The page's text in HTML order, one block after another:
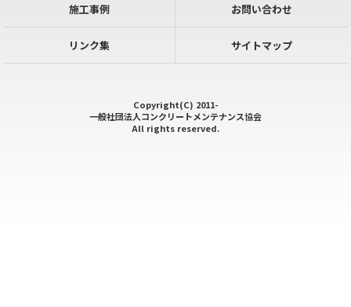
施工事例 お問い合わせ
リンク集 サイトマップ
Copyright(C) 2011-
一般社団法人コンクリートメンテナンス協会
All rights reserved.